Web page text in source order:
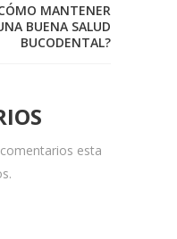
MANTENER
BUENA SALUD
BUCODENTAL?
esta